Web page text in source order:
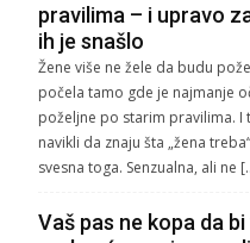
pravilima – i upravo
ih je snašlo
Žene više ne žele da budu
počela tamo gde je najmanje
poželjne po starim pravilima. I
navikli da znaju šta „žena
svesna toga. Senzualna, ali ne
Vaš pas ne kopa da